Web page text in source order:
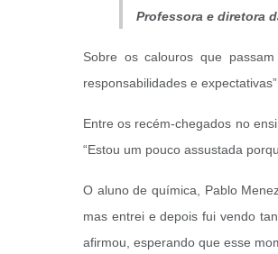
Professora e diretora
Sobre os calouros que
responsabilidades e expectativas”.
Entre os recém-chegados no
“Estou um pouco assustada
O aluno de química, Pablo
mas entrei e depois fui vendo
afirmou, esperando que esse